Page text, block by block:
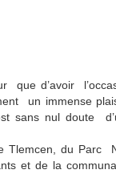
d’avoir
un immense
sans nul doute
Tlemcen, du
et de la